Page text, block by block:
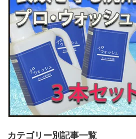
カテゴリー別記事一覧